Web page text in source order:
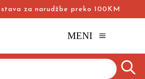
za narudžbe preko 100KM
MENI
knjižara/Biznis i ekonomija/
– TEORIJA I PRAKSA